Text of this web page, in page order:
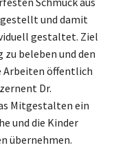
und damit
gestaltet. Ziel
beleben und den
Arbeiten öffentlich
Dr.
Mitgestalten ein
und die Kinder
übernehmen.